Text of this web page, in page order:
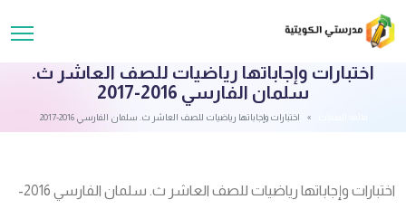
اختبارات وإجاباتها رياضيات للصف العاشر ث.
سلمان الفارسي 2016-2017
اختبارات وإجاباتها رياضيات للصف العاشر ث. سلمان الفارسي 2016-2017
اختبارات وإجاباتها رياضيات للصف العاشر ث. سلمان الفارسي 2016-